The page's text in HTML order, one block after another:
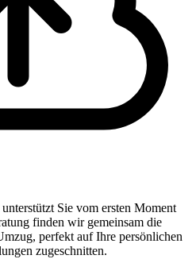
Sie vom ersten Moment
finden wir gemeinsam die
perfekt auf Ihre persönlichen
zugeschnitten.